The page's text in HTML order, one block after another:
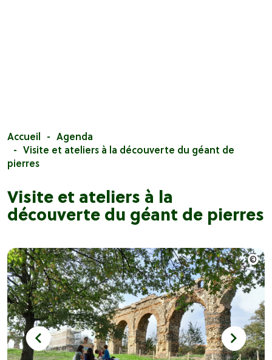
Accueil
Agenda
Visite et ateliers à la découverte du géant de
pierres
Visite et ateliers à la
découverte du géant de pierres